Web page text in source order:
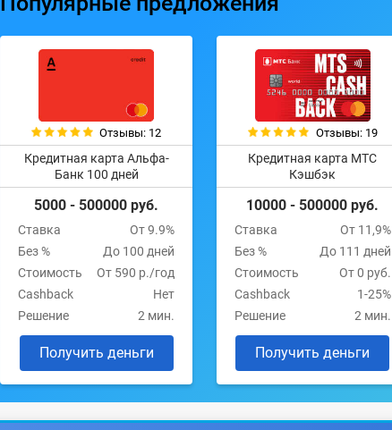
Отзывы: 12
Кредитная карта Альфа-
Банк 100 дней
5000 - 500000 руб.
Ставка
От 9.9%
Без %
До 100 дней
Стоимость
От 590 р./год
Cashback
Нет
Решение
2 мин.
Получить деньги
Отзывы: 19
Кредитная карта МТС
Кэшбэк
10000 - 500000 руб.
Ставка
От 11,9%
Без %
До 111 дней
Стоимость
От 0 руб.
Cashback
1-25%
Решение
2 мин.
Получить деньги